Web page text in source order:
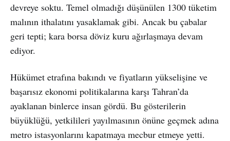
devreye soktu. Temel olmadığı düşünülen 1300 tüketim
malının ithalatını yasaklamak gibi. Ancak bu çabalar
geri tepti; kara borsa döviz kuru ağırlaşmaya devam
ediyor.
Hükümet etrafına bakındı ve fiyatların yükselişine ve
başarısız ekonomi politikalarına karşı Tahran’da
ayaklanan binlerce insan gördü. Bu gösterilerin
büyüklüğü, yetkilileri yayılmasının önüne geçmek adına
metro istasyonlarını kapatmaya mecbur etmeye yetti.